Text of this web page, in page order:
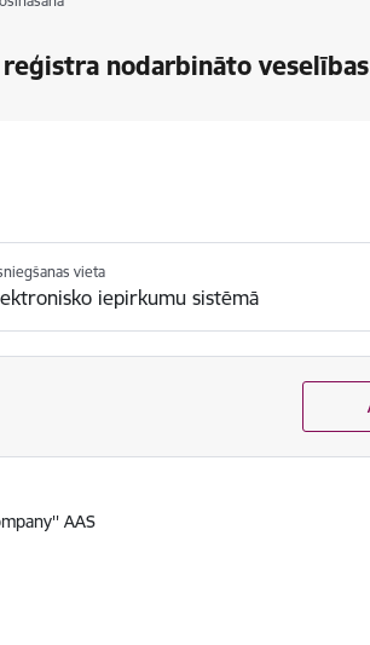
nodarbināto
vieta
iepirkumu sistēmā
AAS